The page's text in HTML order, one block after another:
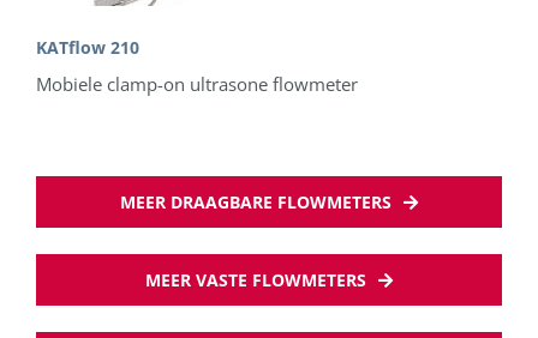
KATflow 210
Mobiele clamp-on ultrasone flowmeter
MEER DRAAGBARE FLOWMETERS
MEER VASTE FLOWMETERS